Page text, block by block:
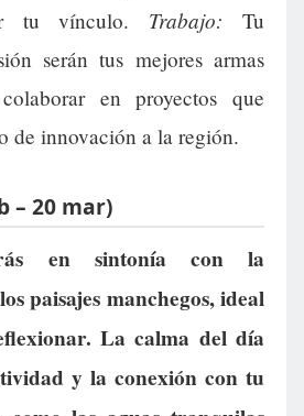
tu vínculo. Trabajo: Tu
serán tus mejores armas
en proyectos que
de innovación a la región.
– 20 mar)
en sintonía con la
paisajes manchegos, ideal
La calma del día
y la conexión con tu